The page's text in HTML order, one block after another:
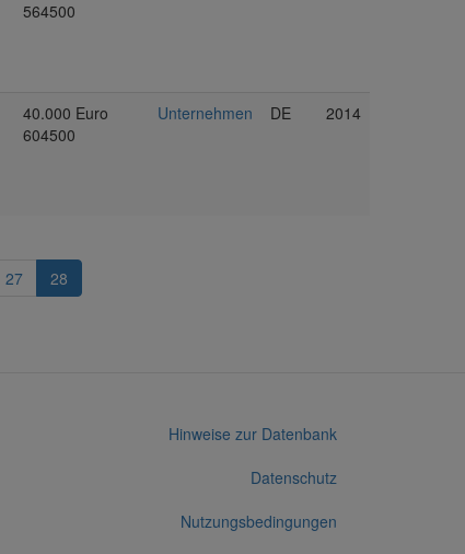
564500
40.000 Euro
604500
Unternehmen DE 2014
27 28
Hinweise zur Datenbank
Datenschutz
Nutzungsbedingungen